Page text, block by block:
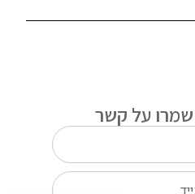
שמרו על קשר